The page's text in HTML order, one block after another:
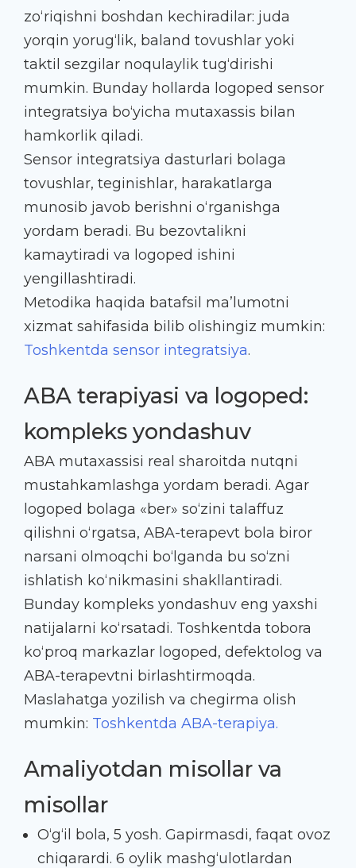
zo‘riqishni boshdan kechiradilar: juda
yorqin yorug‘lik, baland tovushlar yoki
taktil sezgilar noqulaylik tug‘dirishi
mumkin. Bunday hollarda logoped sensor
integratsiya bo‘yicha mutaxassis bilan
hamkorlik qiladi.
Sensor integratsiya dasturlari bolaga
tovushlar, teginishlar, harakatlarga
munosib javob berishni o‘rganishga
yordam beradi. Bu bezovtalikni
kamaytiradi va logoped ishini
yengillashtiradi.
Metodika haqida batafsil ma’lumotni
xizmat sahifasida bilib olishingiz mumkin:
Toshkentda sensor integratsiya.
ABA terapiyasi va logoped:
kompleks yondashuv
ABA mutaxassisi real sharoitda nutqni
mustahkamlashga yordam beradi. Agar
logoped bolaga «ber» so‘zini talaffuz
qilishni o‘rgatsa, ABA-terapevt bola biror
narsani olmoqchi bo‘lganda bu so‘zni
ishlatish ko‘nikmasini shakllantiradi.
Bunday kompleks yondashuv eng yaxshi
natijalarni ko‘rsatadi. Toshkentda tobora
ko‘proq markazlar logoped, defektolog va
ABA-terapevtni birlashtirmoqda.
Maslahatga yozilish va chegirma olish
mumkin: Toshkentda ABA-terapiya.
Amaliyotdan misollar va
misollar
O‘g‘il bola, 5 yosh. Gapirmasdi, faqat ovoz
chiqarardi. 6 oylik mashg‘ulotlardan